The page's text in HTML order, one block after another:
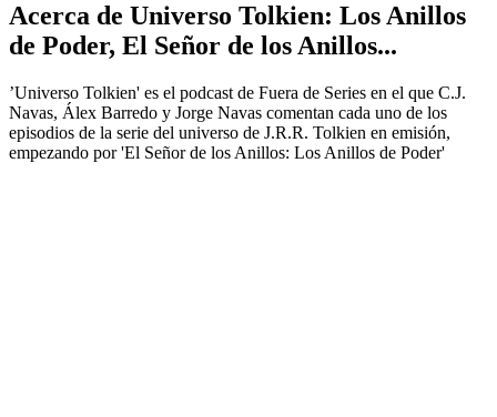
Acerca de Universo Tolkien: Los Anillos
de Poder, El Señor de los Anillos...
’Universo Tolkien' es el podcast de Fuera de Series en el que C.J.
Navas, Álex Barredo y Jorge Navas comentan cada uno de los
episodios de la serie del universo de J.R.R. Tolkien en emisión,
empezando por 'El Señor de los Anillos: Los Anillos de Poder'